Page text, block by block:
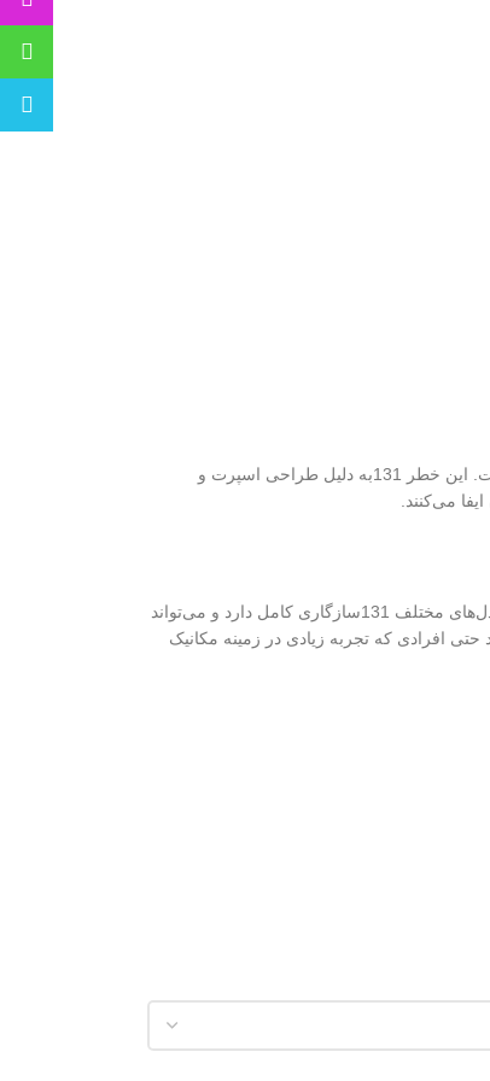
خطر ۱۳۱ طرح E200 یا (بنزی) قرمز دودی ، یک افزونه مهم و کاربردی برای خودروهای 131است که به منظور افزایش ایمنی و بهبود ظاهر خودرو طراحی شده است. این خطر 131به دلیل طراحی اسپرت و
می‌کنند.
خطر ۱۳۱ طرح E200 یا (بنزی) قرمز دودی به گونه‌ای طراحی شده است که به راحتی و بدون نیاز به تغییرات عمده، بر روی خودرو نصب می‌شود. این محصول با مدل‌های مختلف 131سازگاری کامل دارد و می‌تواند
خطر 131، یکی از مزیت‌های آن است که باعث می‌شود حتی افرادی که تجربه زیادی در زمینه مکانیک